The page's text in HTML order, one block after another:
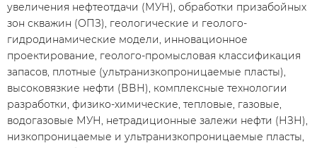
увеличения нефтеотдачи (МУН), обработки призабойных
зон скважин (ОПЗ), геологические и геолого-
гидродинамические модели, инновационное
проектирование, геолого-промысловая классификация
запасов, плотные (ультранизкопроницаемые пласты),
высоковязкие нефти (ВВН), комплексные технологии
разработки, физико-химические, тепловые, газовые,
водогазовые МУН, нетрадиционные залежи нефти (НЗН),
низкопроницаемые и ультранизкопроницаемые пласты,